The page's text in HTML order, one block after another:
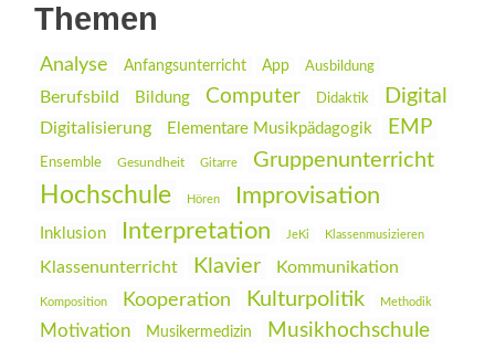
Themen
Analyse Anfangsunterricht App Ausbildung
Berufsbild Bildung Computer Didaktik Digital
Digitalisierung Elementare Musikpädagogik EMP
Ensemble Gesundheit Gitarre Gruppenunterricht
Hochschule Hören Improvisation
Inklusion Interpretation JeKi Klassenmusizieren
Klassenunterricht Klavier Kommunikation
Komposition Kooperation Kulturpolitik Methodik
Motivation Musikermedizin Musikhochschule